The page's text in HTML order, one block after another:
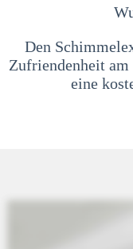
Den
Zufriendenheit am
eine